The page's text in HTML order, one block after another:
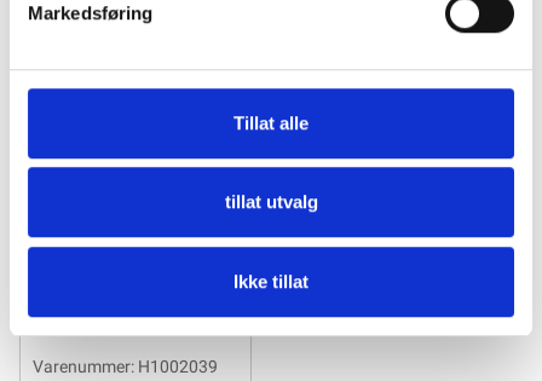
Markedsføring
Tillat alle
tillat utvalg
Ikke tillat
S39
Varenummer: H1002039